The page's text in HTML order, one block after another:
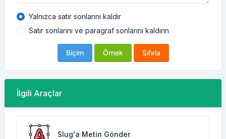
Yalnızca satır sonlarını kaldır
Satır sonlarını ve paragraf sonlarını kaldırın
Biçim Örnek Sıfırla
İlgili Araçlar
Slug'a Metin Gönder